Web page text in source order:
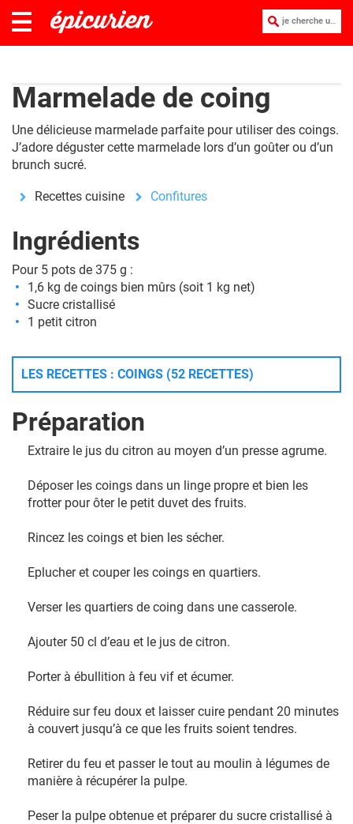
je cherche une recette :
Marmelade de coing
Une délicieuse marmelade parfaite pour utiliser des coings.
J’adore déguster cette marmelade lors d’un goûter ou d’un
brunch sucré.
Recettes cuisine Confitures
Ingrédients
Pour 5 pots de 375 g :
1,6 kg de coings bien mûrs (soit 1 kg net)
Sucre cristallisé
1 petit citron
LES RECETTES : COINGS (52 RECETTES)
Préparation
Extraire le jus du citron au moyen d’un presse agrume.
Déposer les coings dans un linge propre et bien les
frotter pour ôter le petit duvet des fruits.
Rincez les coings et bien les sécher.
Eplucher et couper les coings en quartiers.
Verser les quartiers de coing dans une casserole.
Ajouter 50 cl d’eau et le jus de citron.
Porter à ébullition à feu vif et écumer.
Réduire sur feu doux et laisser cuire pendant 20 minutes
à couvert jusqu’à ce que les fruits soient tendres.
Retirer du feu et passer le tout au moulin à légumes de
manière à récupérer la pulpe.
Peser la pulpe obtenue et préparer du sucre cristallisé à